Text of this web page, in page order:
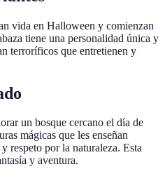
vida en Halloween y comienzan
tiene una personalidad única y
terroríficos que entretienen y
un bosque cercano el día de
mágicas que les enseñan
respeto por la naturaleza. Esta
y aventura.